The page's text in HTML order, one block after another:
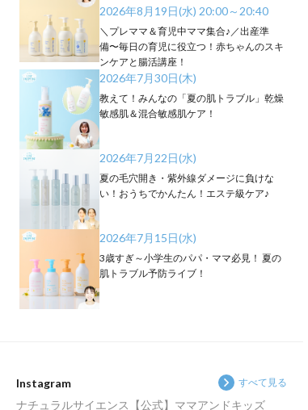
2026年8月19日(水) 20:00～20:40
＼プレママ＆育児中ママ集合♪／出産準
備〜毎日の育児に役立つ！赤ちゃんのスキ
ンケアと腸活講座！
2026年7月30日(木)
教えて！みんなの「夏の肌トラブル」乾燥
敏感肌＆混合敏感肌ケア！
2026年7月22日(水)
夏の毛穴開き・紫外線ダメージに負けな
い！おうちでかんたん！エステ級ケア♪
2026年7月15日(水)
3歳すぎ～小学生のパパ・ママ必見！ 夏の
肌トラブル予防ライブ！
Instagram すべて見る
ナチュラルサイエンス【公式】ママアンドキッズ